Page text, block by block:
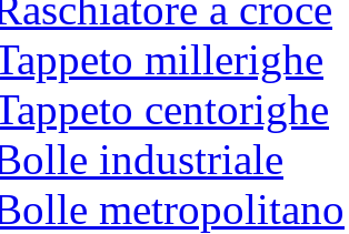
millerighe
centorighe
industriale
metropolitano